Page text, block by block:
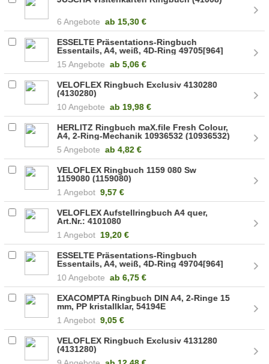
6 Angebote ab 15,30 €
ESSELTE Präsentations-Ringbuch
Essentails, A4, weiß, 4D-Ring 49705[964]
15 Angebote ab 5,06 €
VELOFLEX Ringbuch Exclusiv 4130280
(4130280)
10 Angebote ab 19,98 €
HERLITZ Ringbuch maX.file Fresh Colour,
A4, 2-Ring-Mechanik 10936532 (10936532)
5 Angebote ab4,82 €
VELOFLEX Ringbuch 1159 080 Sw
1159080 (1159080)
1 Angebot 9,57 €
VELOFLEX Aufstellringbuch A4 quer,
Art.Nr.: 4101080
1 Angebot 19,20 €
ESSELTE Präsentations-Ringbuch
Essentails, A4, weiß, 4D-Ring 49704[964]
10 Angebote ab 6,75 €
EXACOMPTA Ringbuch DIN A4, 2-Ringe 15
mm, PP kristallklar, 54194E
1 Angebot 9,05 €
VELOFLEX Ringbuch Exclusiv 4131280
(4131280)